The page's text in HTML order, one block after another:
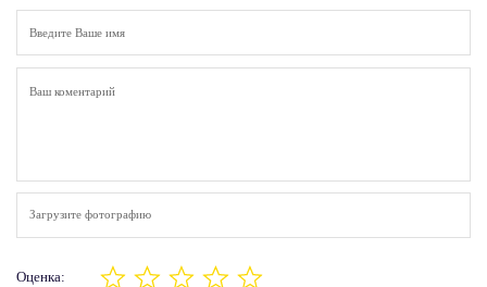
Загрузите фотографию
Оценка: